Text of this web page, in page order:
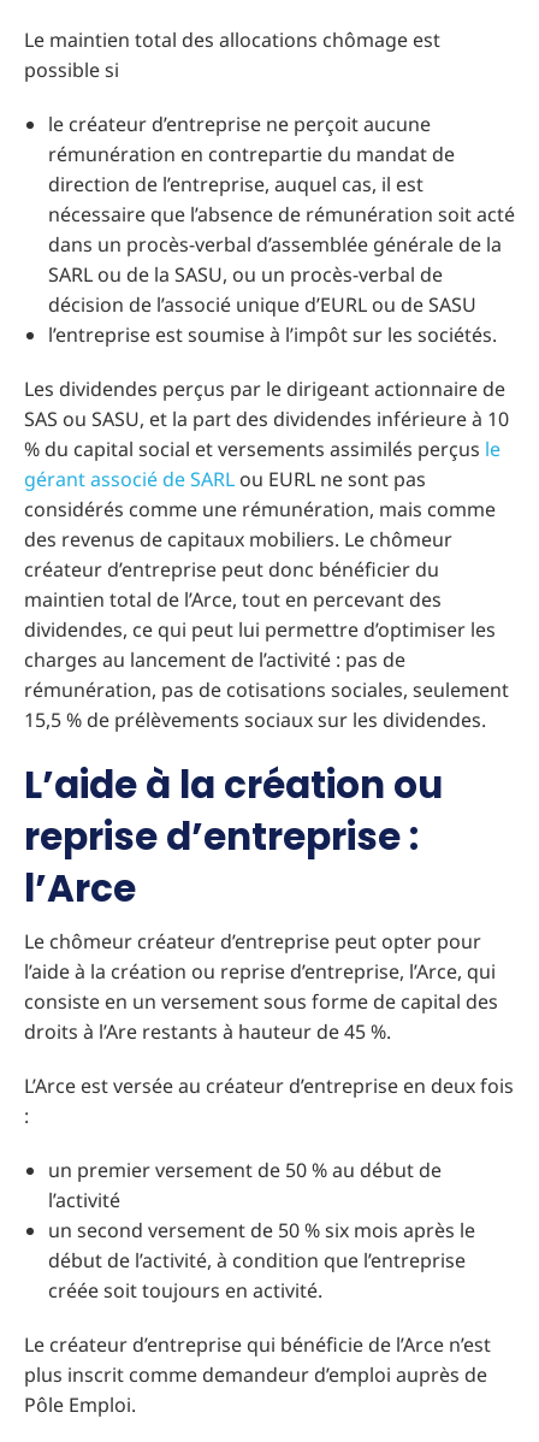
Le maintien total des allocations chômage est
possible si
le créateur d’entreprise ne perçoit aucune
rémunération en contrepartie du mandat de
direction de l’entreprise, auquel cas, il est
nécessaire que l’absence de rémunération soit acté
dans un procès-verbal d’assemblée générale de la
SARL ou de la SASU, ou un procès-verbal de
décision de l’associé unique d’EURL ou de SASU
l’entreprise est soumise à l’impôt sur les sociétés.
Les dividendes perçus par le dirigeant actionnaire de
SAS ou SASU, et la part des dividendes inférieure à 10
% du capital social et versements assimilés perçus le
gérant associé de SARL ou EURL ne sont pas
considérés comme une rémunération, mais comme
des revenus de capitaux mobiliers. Le chômeur
créateur d’entreprise peut donc bénéficier du
maintien total de l’Arce, tout en percevant des
dividendes, ce qui peut lui permettre d’optimiser les
charges au lancement de l’activité : pas de
rémunération, pas de cotisations sociales, seulement
15,5 % de prélèvements sociaux sur les dividendes.
L’aide à la création ou
reprise d’entreprise :
l’Arce
Le chômeur créateur d’entreprise peut opter pour
l’aide à la création ou reprise d’entreprise, l’Arce, qui
consiste en un versement sous forme de capital des
droits à l’Are restants à hauteur de 45 %.
L’Arce est versée au créateur d’entreprise en deux fois
:
un premier versement de 50 % au début de
l’activité
un second versement de 50 % six mois après le
début de l’activité, à condition que l’entreprise
créée soit toujours en activité.
Le créateur d’entreprise qui bénéficie de l’Arce n’est
plus inscrit comme demandeur d’emploi auprès de
Pôle Emploi.